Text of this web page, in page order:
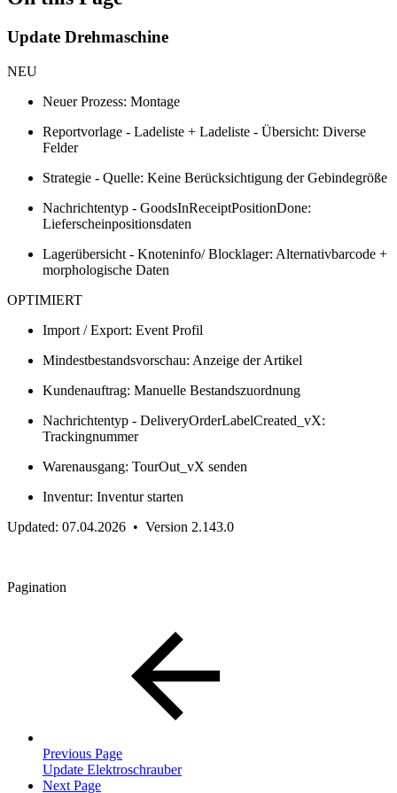
Update Drehmaschine
NEU
Neuer Prozess: Montage
Reportvorlage - Ladeliste + Ladeliste - Übersicht: Diverse
Felder
Strategie - Quelle: Keine Berücksichtigung der Gebindegröße
Nachrichtentyp - GoodsInReceiptPositionDone:
Lieferscheinpositionsdaten
Lagerübersicht - Knoteninfo/ Blocklager: Alternativbarcode +
morphologische Daten
OPTIMIERT
Import / Export: Event Profil
Mindestbestandsvorschau: Anzeige der Artikel
Kundenauftrag: Manuelle Bestandszuordnung
Nachrichtentyp - DeliveryOrderLabelCreated_vX:
Trackingnummer
Warenausgang: TourOut_vX senden
Inventur: Inventur starten
Updated: 07.04.2026 • Version 2.143.0
Pagination
Previous Page
Update Elektroschrauber
Next Page